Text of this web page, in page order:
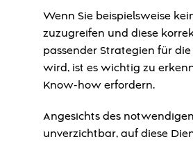
Wenn Sie beispielsweise
zuzugreifen und diese
passender Strategien für
wird, ist es wichtig zu
Know-how erfordern.
Angesichts des
unverzichtbar, auf diese